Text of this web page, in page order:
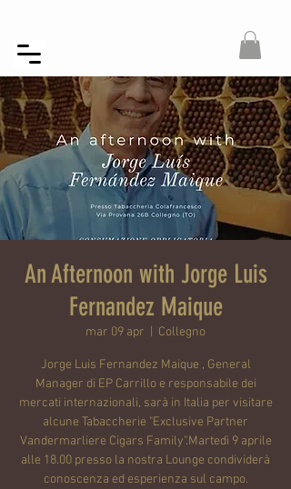
An Afternoon with Jorge Luis
Fernandez Maique
mar 09 apr Collegno
Jorge Luis Fernandez Maique , General
Manager di EP Carrillo e responsabile dei
mercati internazionali, sarà in Italia per visitare
alcune Tabaccherie "Exclusive Partner
Vandermarliere Cigars Family".Martedì 9 aprile
alle 18.00 presso la nostra Lounge condividerà
conoscenza ed esperienza sul campo.